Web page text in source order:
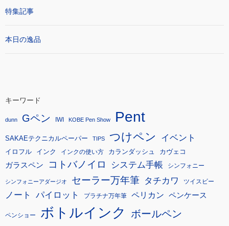
特集記事
本日の逸品
キーワード
dunn Gペン IWI KOBE Pen Show Pent
SAKAEテクニカルペーパー TIPS つけペン イベント
イロフル インク インクの使い方 カランダッシュ カヴェコ
ガラスペン コトバノイロ システム手帳 シンフォニー
シンフォニーアダージオ セーラー万年筆 タチカワ ツイスビー
ノート パイロット プラチナ万年筆 ペリカン ペンケース
ペンショー ボトルインク ボールペン